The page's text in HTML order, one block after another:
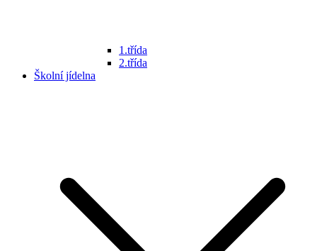
1.třída
2.třída
Školní jídelna